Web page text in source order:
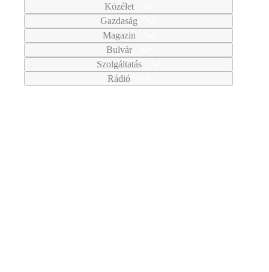
Közélet
Gazdaság
Magazin
Bulvár
Szolgáltatás
Rádió